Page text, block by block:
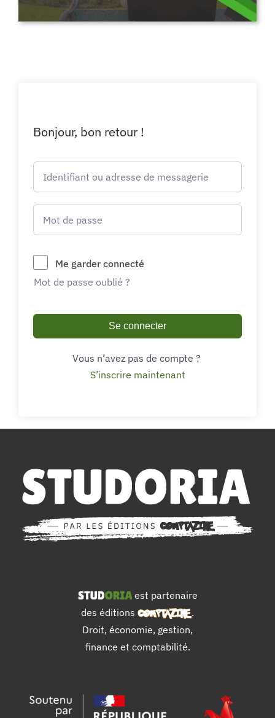
Bonjour, bon retour !
Me garder connecté
Mot de passe oublié ?
Se connecter
Vous n’avez pas de compte ?
S’inscrire maintenant
est partenaire
des éditions
.
Droit, économie, gestion,
finance et comptabilité.